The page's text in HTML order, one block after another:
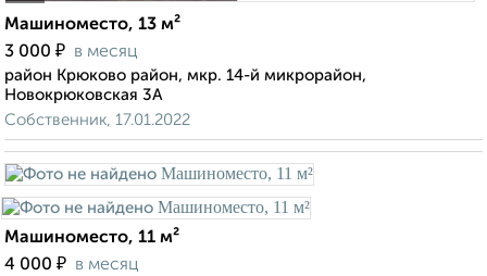
Машиноместо, 13 м²
3 000 ₽ в месяц
район Крюково район, мкр. 14-й микрорайон,
Новокрюковская 3А
Собственник, 17.01.2022
Машиноместо, 11 м²
4 000 ₽ в месяц